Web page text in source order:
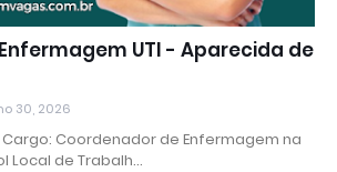
UTI - Aparecida de
30, 2026
Coordenador de Enfermagem na
Local de Trabalh…